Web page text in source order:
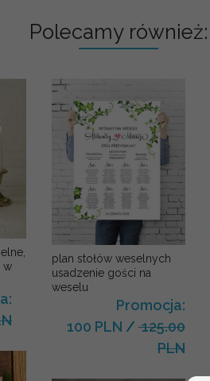
Polecamy również:
w
plan stołów weselnych
usadzenie gości na
weselu
Promocja:
100 PLN /125.00
PLN